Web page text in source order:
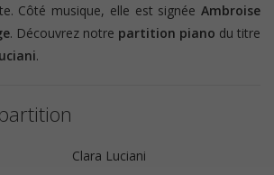
Côté musique, elle est signée Ambroise
. Découvrez notre partition piano du titre
.
Clara Luciani